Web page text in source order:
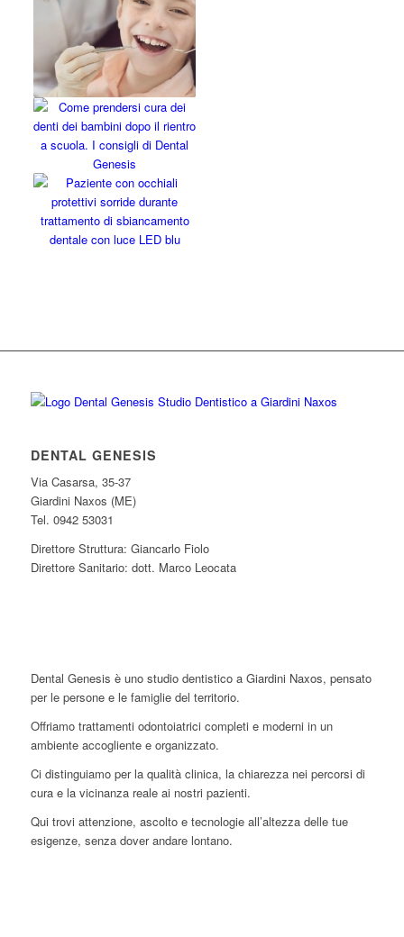
DENTAL GENESIS
Via Casarsa, 35-37
Giardini Naxos (ME)
Tel. 0942 53031
Direttore Struttura: Giancarlo Fiolo
Direttore Sanitario: dott. Marco Leocata
Dental Genesis è uno studio dentistico a Giardini Naxos, pensato
per le persone e le famiglie del territorio.
Offriamo trattamenti odontoiatrici completi e moderni in un
ambiente accogliente e organizzato.
Ci distinguiamo per la qualità clinica, la chiarezza nei percorsi di
cura e la vicinanza reale ai nostri pazienti.
Qui trovi attenzione, ascolto e tecnologie all’altezza delle tue
esigenze, senza dover andare lontano.